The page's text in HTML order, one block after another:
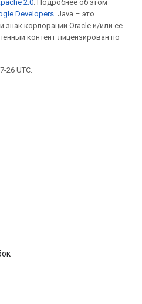
2.0. Подробнее об этом
Developers. Java – это
знак корпорации Oracle и/или ее
контент лицензирован по
26 UTC.